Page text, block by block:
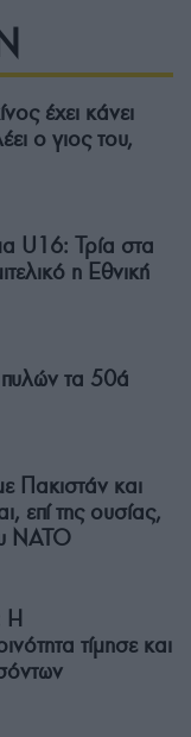
έχει κάνει
ο γιος του,
U16: Τρία στα
η Εθνική
τα 50ά
Πακιστάν και
επί της ουσίας,
ΝΑΤΟ
Η
τίμησε και